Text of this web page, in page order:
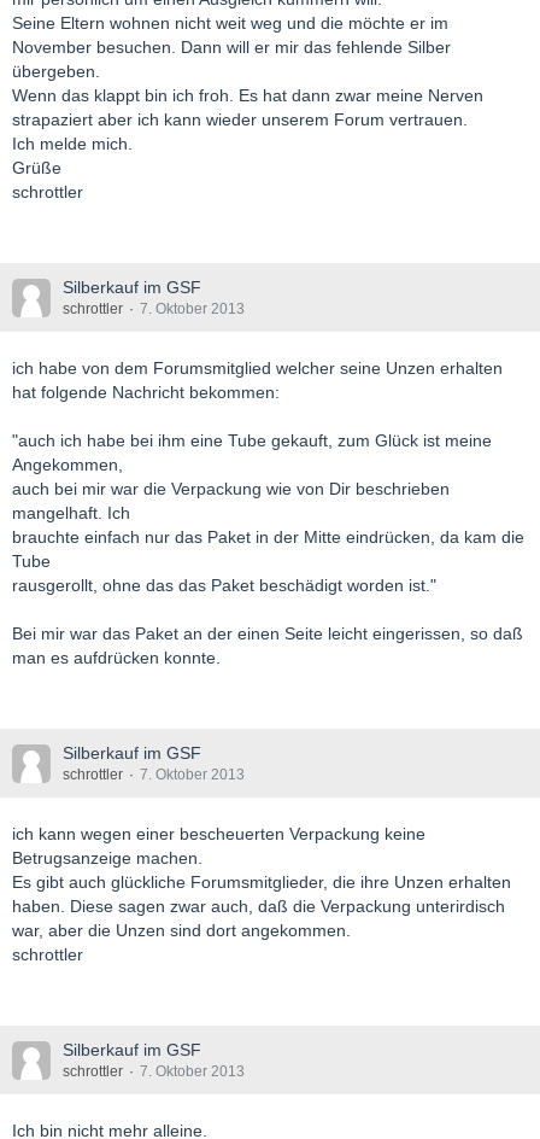
Seine Eltern wohnen nicht weit weg und die möchte er im
November besuchen. Dann will er mir das fehlende Silber
übergeben.
Wenn das klappt bin ich froh. Es hat dann zwar meine Nerven
strapaziert aber ich kann wieder unserem Forum vertrauen.
Ich melde mich.
Grüße
schrottler
Silberkauf im GSF
schrottler 7. Oktober 2013
ich habe von dem Forumsmitglied welcher seine Unzen erhalten
hat folgende Nachricht bekommen:
"auch ich habe bei ihm eine Tube gekauft, zum Glück ist meine
Angekommen,
auch bei mir war die Verpackung wie von Dir beschrieben
mangelhaft. Ich
brauchte einfach nur das Paket in der Mitte eindrücken, da kam die
Tube
rausgerollt, ohne das das Paket beschädigt worden ist."
Bei mir war das Paket an der einen Seite leicht eingerissen, so daß
man es aufdrücken konnte.
Silberkauf im GSF
schrottler 7. Oktober 2013
ich kann wegen einer bescheuerten Verpackung keine
Betrugsanzeige machen.
Es gibt auch glückliche Forumsmitglieder, die ihre Unzen erhalten
haben. Diese sagen zwar auch, daß die Verpackung unterirdisch
war, aber die Unzen sind dort angekommen.
schrottler
Silberkauf im GSF
schrottler 7. Oktober 2013
Ich bin nicht mehr alleine.